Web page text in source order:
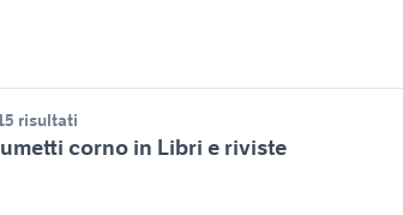
risultati
corno in Libri e riviste